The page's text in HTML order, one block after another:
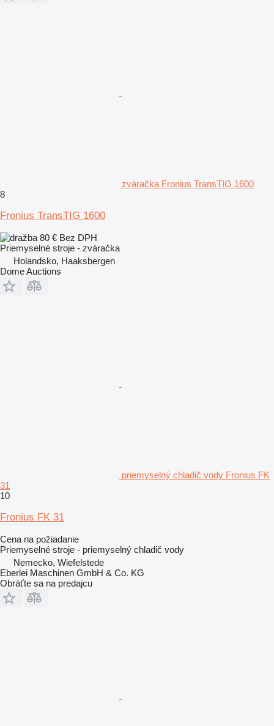
zváračka Fronius TransTIG 1600
8
Fronius TransTIG 1600
80 € Bez DPH
Priemyselné stroje - zváračka
Holandsko, Haaksbergen
Dome Auctions
priemyselný chladič vody Fronius FK
31
10
Fronius FK 31
Cena na požiadanie
Priemyselné stroje - priemyselný chladič vody
Nemecko, Wiefelstede
Eberlei Maschinen GmbH & Co. KG
Obráťte sa na predajcu